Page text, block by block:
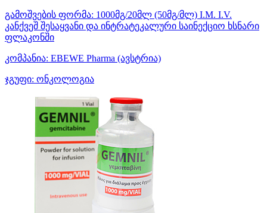
გამოშვების ფორმა: 1000მგ/20მლ (50მგ/მლ) I.M. I.V.
კანქვეშ შესაყვანი და ინტრატეკალური საინექციო ხსნარი
ფლაკონში
კომპანია: EBEWE Pharma (ავსტრია)
ჯგუფი: ონკოლოგია